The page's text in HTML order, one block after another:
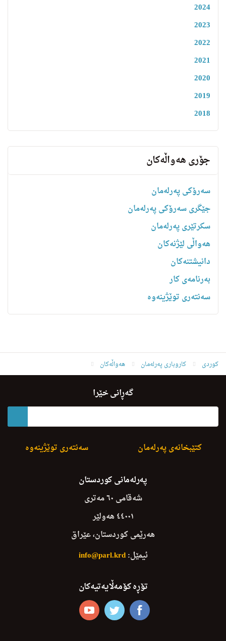
2024
2023
2022
2021
2020
2019
2018
جۆری هەواڵەکان
سەرۆکی پەرلەمان
جێگری سەرۆکی پەرلەمان
سکرتێری پەرلەمان
هه‌واڵى لێژنه‌كان
دانیشتنه‌کان
بەرنامەی کار
سەنتەری توێژینەوە
کوردی کاروباری پەرلەمان هەواڵەکان
seroky perleman legel bashy bnkey yasa dadan ko buawa
گەڕانی خێرا
سەنتەری توێژینەوە کتێبخانەی پەرلەمان
پەرلەمانی کوردستان
شەقامی ٦٠ مەتری
٤٤٠٠١ هەولێر
هەرێمی کوردستان، عێراق
ئیمێل:info@parl.krd
تۆڕە کۆمەڵایەتیەکان